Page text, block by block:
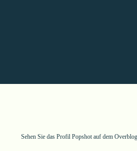
Sehen Sie das Profil Popshotauf dem